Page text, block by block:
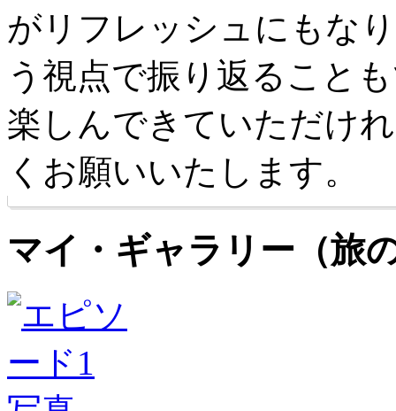
がリフレッシュにもな
う視点で振り返ること
楽しんできていただけ
くお願いいたします。
マイ・ギャラリー（旅